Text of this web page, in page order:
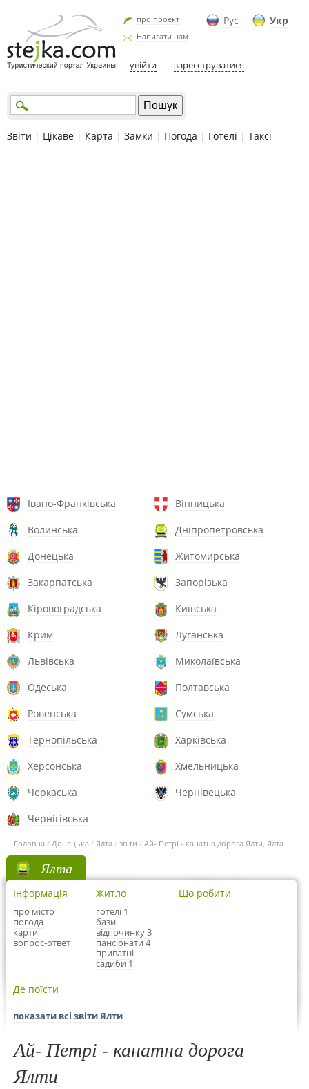
Рус Укр
про проект
Написати нам
увійти зареєструватися
Звіти | Цікаве | Карта | Замки | Погода | Готелі | Таксі
Івано-Франківська
Вінницька
Волинська
Дніпропетровська
Донецька
Житомирська
Закарпатська
Запорізька
Кіровоградська
Київська
Крим
Луганська
Львівська
Миколаївська
Одеська
Полтавська
Ровенська
Сумська
Тернопільська
Харківська
Херсонська
Хмельницька
Черкаська
Чернівецька
Чернігівська
Головна / Донецька / Ялта / звіти / Ай- Петрі - канатна дорога Ялти, Ялта
Ялта
Інформація
про місто
погода
карти
вопрос-ответ
Житло
готелі 1
бази
відпочинку 3
пансіонати 4
приватні
садиби 1
Що робити
Де поїсти
показати всі звіти Ялти
Ай- Петрі - канатна дорога
Ялти